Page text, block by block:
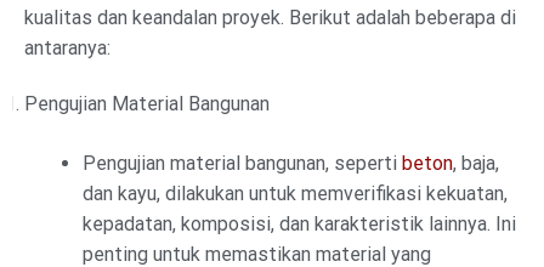
kualitas dan keandalan proyek. Berikut adalah beberapa di
antaranya:
Pengujian Material Bangunan
Pengujian material bangunan, seperti beton, baja,
dan kayu, dilakukan untuk memverifikasi kekuatan,
kepadatan, komposisi, dan karakteristik lainnya. Ini
penting untuk memastikan material yang